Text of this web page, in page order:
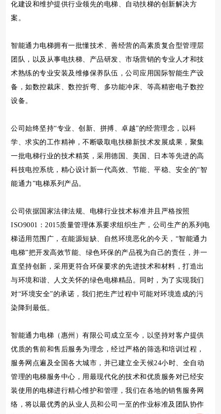
化建设和维护提供行业领先的电梯、自动扶梯的创新解决方
案。
智能通力电梯拥有一批懂技术、善经营的高素质复合型管理层
团队，以及从事电扶梯、产品研发、市场营销的专业人才和技
术熟练的专业安装及维修保养队伍，公司应用国际智能生产设
备，如数控裁床、数控折弯、多功能冲床、等高精密电子数控
设备。
公司始终坚持“专业、创新、拼搏、卓越”的经营理念，以科
学、求实的工作精神，不断吸取电扶梯新技术发展成果，聚集
一批电梯行业的技术精英，采用德国、美国、日本等先进的高
科技电控系统，精心设计新一代高效、节能、平稳、安全的“智
能通力”电梯系列产品。
公司依据国家法律法规、电梯行业技术标准并且严格按照
ISO9001：2015质量管理体系要求组织生产，公司生产的系列电
梯适用范围广，在能源短缺、自然环境恶化的今天，“智能通力
电梯”把开发高效节能、绿色环保的产品视为自己的责任，并一
直坚持创新，采用更符合环保要求的先进技术和材料，打造出
与环境和谐、人文关怀的绿色电梯精品。同时，为了实现我们
对“环境安全”的承诺，我们把生产过程中可能对环境造成的污
染降到最低。
智能通力电梯（惠州）有限公司成立至今，以坚持对客户提供
优质的售前和售后服务为理念，经过严格的筛选和培训过程，
服务网点遍及全国各大城市，并已建立全天候24小时、全自动
管理的电梯服务中心，用最现代化的技术和优质服务对已经安
装使用的电梯进行精心维护和管理，我们在各地的销售服务网
络，将以最优秀的从业人员和公司一至的作业标准及团队协作